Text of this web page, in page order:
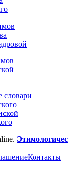
словари
Контакты